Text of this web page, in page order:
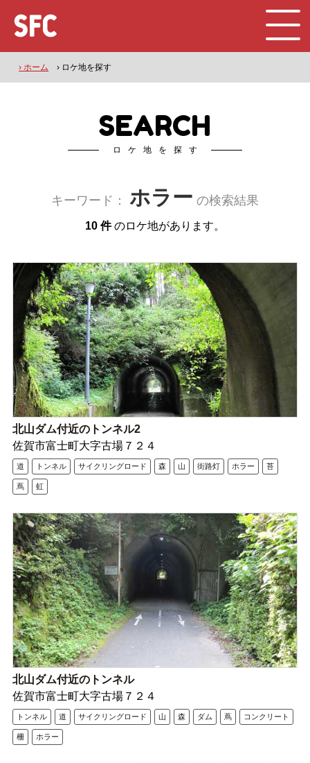
› ホーム › ロケ地を探す
SEARCH
ロケ地を探す
キーワード： ホラー の検索結果
10 件のロケ地があります。
北山ダム付近のトンネル2
佐賀市富士町大字古場７２４
道 トンネル サイクリングロード 森 山 街路灯 ホラー 苔
蔦 虹
北山ダム付近のトンネル
佐賀市富士町大字古場７２４
トンネル 道 サイクリングロード 山 森 ダム 蔦 コンクリート
柵 ホラー